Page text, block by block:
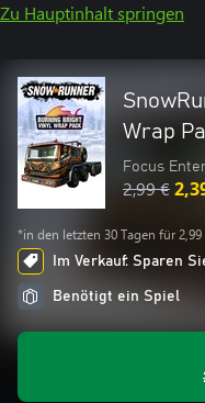
Zu Hauptinhalt springen
Wrap
Focus
2,99 €
*in den letzten 30 Tagen für
Im Verkauf: Sparen
Benötigt ein Spiel